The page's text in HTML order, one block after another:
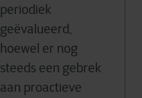
periodiek
geëvalueerd,
hoewel er nog
steeds een gebrek
aan proactieve